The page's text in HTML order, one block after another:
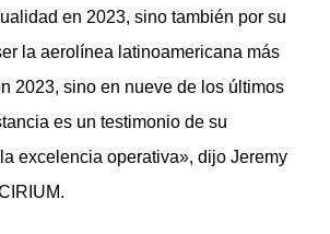
en 2023, sino también por su
la aerolínea latinoamericana más
2023, sino en nueve de los últimos
es un testimonio de su
excelencia operativa», dijo Jeremy